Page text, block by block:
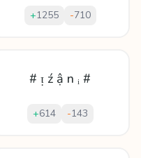
+1255 -710
# ᴉ ź ậ n ᵢ #
+614 -143